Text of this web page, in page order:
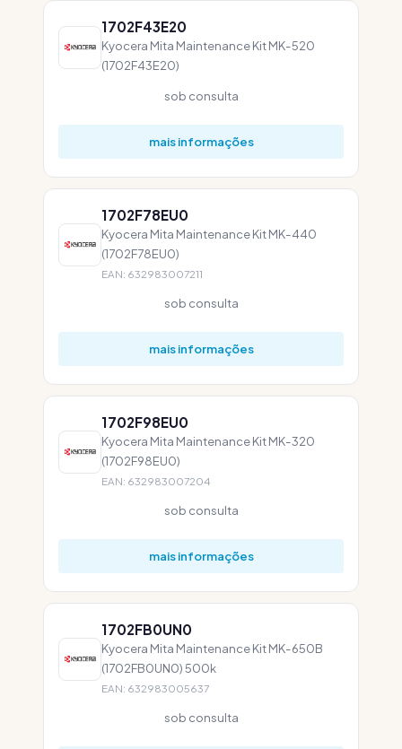
1702F43E20
Kyocera Mita Maintenance Kit MK-520
(1702F43E20)
sob consulta
mais informações
1702F78EU0
Kyocera Mita Maintenance Kit MK-440
(1702F78EU0)
EAN: 632983007211
sob consulta
mais informações
1702F98EU0
Kyocera Mita Maintenance Kit MK-320
(1702F98EU0)
EAN: 632983007204
sob consulta
mais informações
1702FB0UN0
Kyocera Mita Maintenance Kit MK-650B
(1702FB0UN0) 500k
EAN: 632983005637
sob consulta